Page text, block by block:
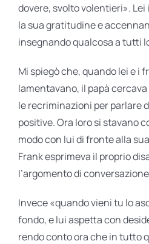
dovere, svolto volentieri».
la sua gratitudine e
insegnando qualcosa a tutti
Mi spiegò che, quando lei e i
lamentavano, il papà
le recriminazioni per parlare
positive. Ora loro si stavano
modo con lui di fronte alla
Frank esprimeva il proprio
l’argomento di
Invece «quando vieni tu lo
fondo, e lui aspetta con
rendo conto ora che in tutto